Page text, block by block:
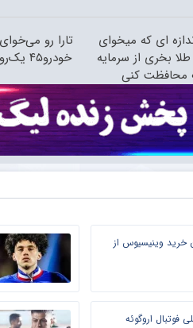
ای که میخوای
بخری از سرمایه
محافظت کنی
تارا رو
خودرو۴۵ یک‌روزه بفروشش
خرید وینیسیوس از
فوتبال اروگوئه